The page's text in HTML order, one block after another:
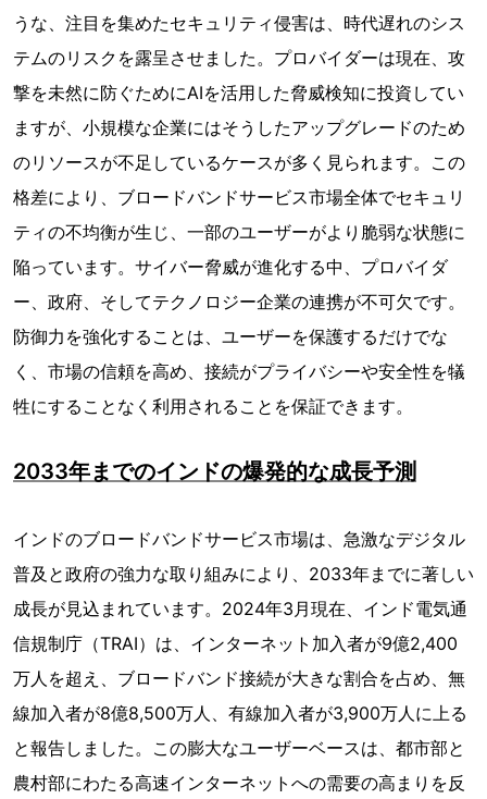
うな、注目を集めたセキュリティ侵害は、時代遅れのシス
テムのリスクを露呈させました。プロバイダーは現在、攻
撃を未然に防ぐためにAIを活用した脅威検知に投資してい
ますが、小規模な企業にはそうしたアップグレードのため
のリソースが不足しているケースが多く見られます。この
格差により、ブロードバンドサービス市場全体でセキュリ
ティの不均衡が生じ、一部のユーザーがより脆弱な状態に
陥っています。サイバー脅威が進化する中、プロバイダ
ー、政府、そしてテクノロジー企業の連携が不可欠です。
防御力を強化することは、ユーザーを保護するだけでな
く、市場の信頼を高め、接続がプライバシーや安全性を犠
牲にすることなく利用されることを保証できます。
2033年までのインドの爆発的な成長予測
インドのブロードバンドサービス市場は、急激なデジタル
普及と政府の強力な取り組みにより、2033年までに著しい
成長が見込まれています。2024年3月現在、インド電気通
信規制庁（TRAI）は、インターネット加入者が9億2,400
万人を超え、ブロードバンド接続が大きな割合を占め、無
線加入者が8億8,500万人、有線加入者が3,900万人に上る
と報告しました。この膨大なユーザーベースは、都市部と
農村部にわたる高速インターネットへの需要の高まりを反